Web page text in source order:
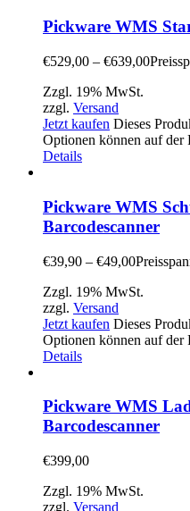
Pickware WMS
€529,00 – €639,00
Zzgl. 19% MwSt.
zzgl. Versand
Jetzt kaufen Dieses
Optionen können auf der
Details
Pickware WMS
Barcodescanner
€39,90 – €49,00
Zzgl. 19% MwSt.
zzgl. Versand
Jetzt kaufen Dieses
Optionen können auf der
Details
Pickware WMS
Barcodescanner
€399,00
Zzgl. 19% MwSt.
zzgl. Versand